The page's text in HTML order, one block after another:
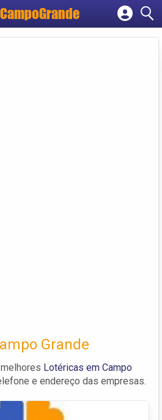
CampoGrande
Cadastrar empresa
Grande
Lotéricas em Campo
e endereço das empresas.